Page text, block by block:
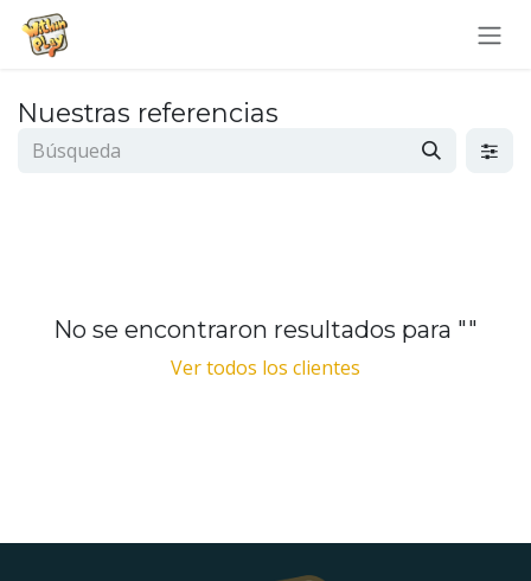
Ir al contenido
Nuestras referencias
No se encontraron resultados para ""
Ver todos los clientes